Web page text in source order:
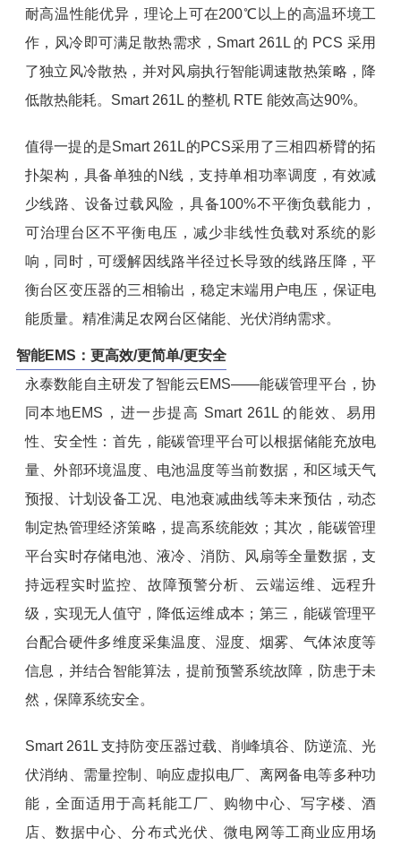
耐高温性能优异，理论上可在200℃以上的高温环境工
作，风冷即可满足散热需求，Smart 261L 的 PCS 采用
了独立风冷散热，并对风扇执行智能调速散热策略，降
低散热能耗。Smart 261L 的整机 RTE 能效高达90%。
值得一提的是Smart 261L的PCS采用了三相四桥臂的拓
扑架构，具备单独的N线，支持单相功率调度，有效减
少线路、设备过载风险，具备100%不平衡负载能力，
可治理台区不平衡电压，减少非线性负载对系统的影
响，同时，可缓解因线路半径过长导致的线路压降，平
衡台区变压器的三相输出，稳定末端用户电压，保证电
能质量。精准满足农网台区储能、光伏消纳需求。
智能EMS：更高效/更简单/更安全
永泰数能自主研发了智能云EMS——能碳管理平台，协
同本地EMS，进一步提高 Smart 261L 的能效、易用
性、安全性：首先，能碳管理平台可以根据储能充放电
量、外部环境温度、电池温度等当前数据，和区域天气
预报、计划设备工况、电池衰减曲线等未来预估，动态
制定热管理经济策略，提高系统能效；其次，能碳管理
平台实时存储电池、液冷、消防、风扇等全量数据，支
持远程实时监控、故障预警分析、云端运维、远程升
级，实现无人值守，降低运维成本；第三，能碳管理平
台配合硬件多维度采集温度、湿度、烟雾、气体浓度等
信息，并结合智能算法，提前预警系统故障，防患于未
然，保障系统安全。
Smart 261L 支持防变压器过载、削峰填谷、防逆流、光
伏消纳、需量控制、响应虚拟电厂、离网备电等多种功
能，全面适用于高耗能工厂、购物中心、写字楼、酒
店、数据中心、分布式光伏、微电网等工商业应用场